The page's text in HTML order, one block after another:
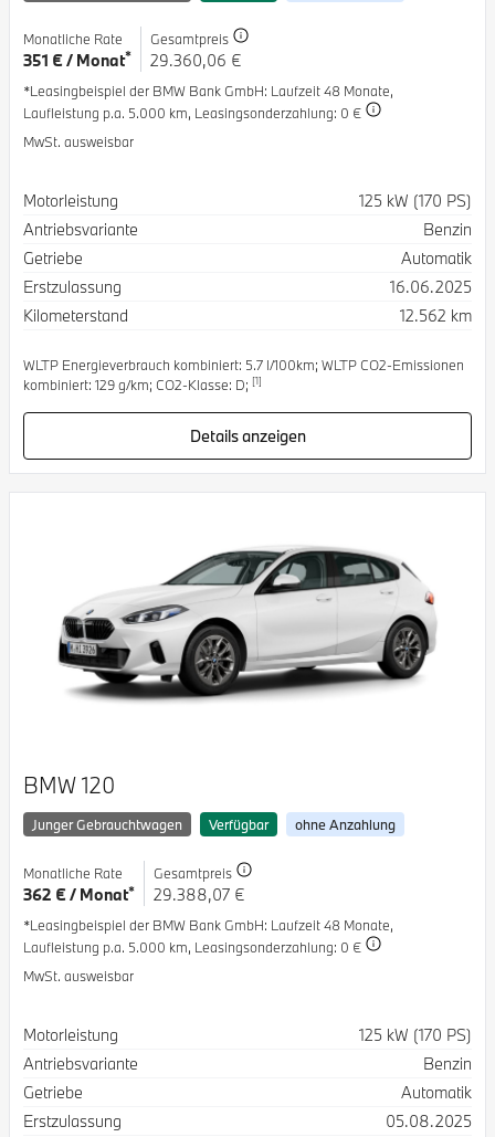
Monatliche Rate
351 € / Monat*
Gesamtpreis
29.360,06 €
*Leasingbeispiel der BMW Bank GmbH: Laufzeit 48 Monate,
Laufleistung p.a. 5.000 km, Leasingsonderzahlung: 0 €
MwSt. ausweisbar
Spezifikation
Motorleistung
125 kW (170 PS)
Antriebsvariante
Benzin
Getriebe
Automatik
Erstzulassung
16.06.2025
Kilometerstand
12.562 km
WLTP Energieverbrauch kombiniert: 5.7 l/100km; WLTP CO2-Emissionen
kombiniert: 129 g/km; CO2-Klasse: D; [1]
Details anzeigen
BMW 120
Junger Gebrauchtwagen Verfügbar ohne Anzahlung
Monatliche Rate
362 € / Monat*
Gesamtpreis
29.388,07 €
*Leasingbeispiel der BMW Bank GmbH: Laufzeit 48 Monate,
Laufleistung p.a. 5.000 km, Leasingsonderzahlung: 0 €
MwSt. ausweisbar
Spezifikation
Motorleistung
125 kW (170 PS)
Antriebsvariante
Benzin
Getriebe
Automatik
Erstzulassung
05.08.2025